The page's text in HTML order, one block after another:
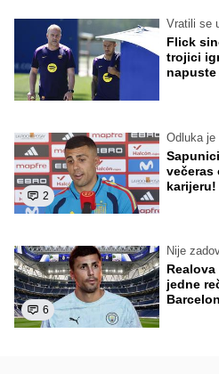
Vratili se
Flick
trojici
napuste
2
Odluka je
večeras
karijeru!
6
Nije
jedne